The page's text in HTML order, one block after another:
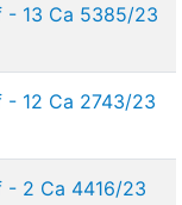
- 13 Ca 5385/23
12 Ca 2743/23
- 2 Ca 4416/23